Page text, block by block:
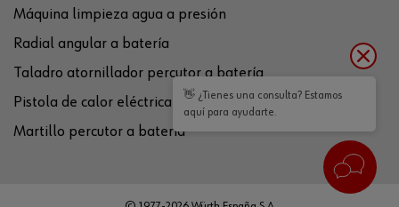
Máquina limpieza agua a presión
Radial angular a batería
Taladro atornillador percutor a batería
Pistola de calor eléctrica
Martillo percutor a batería
👋 ¿Tienes una consulta? Estamos
aquí para ayudarte.